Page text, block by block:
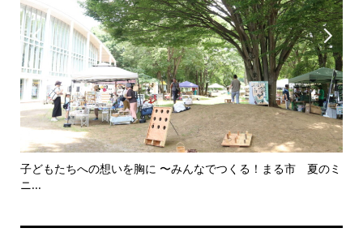

子どもたちへの想いを胸に 〜みんなでつくる！まる市 夏のミ
ニ...
